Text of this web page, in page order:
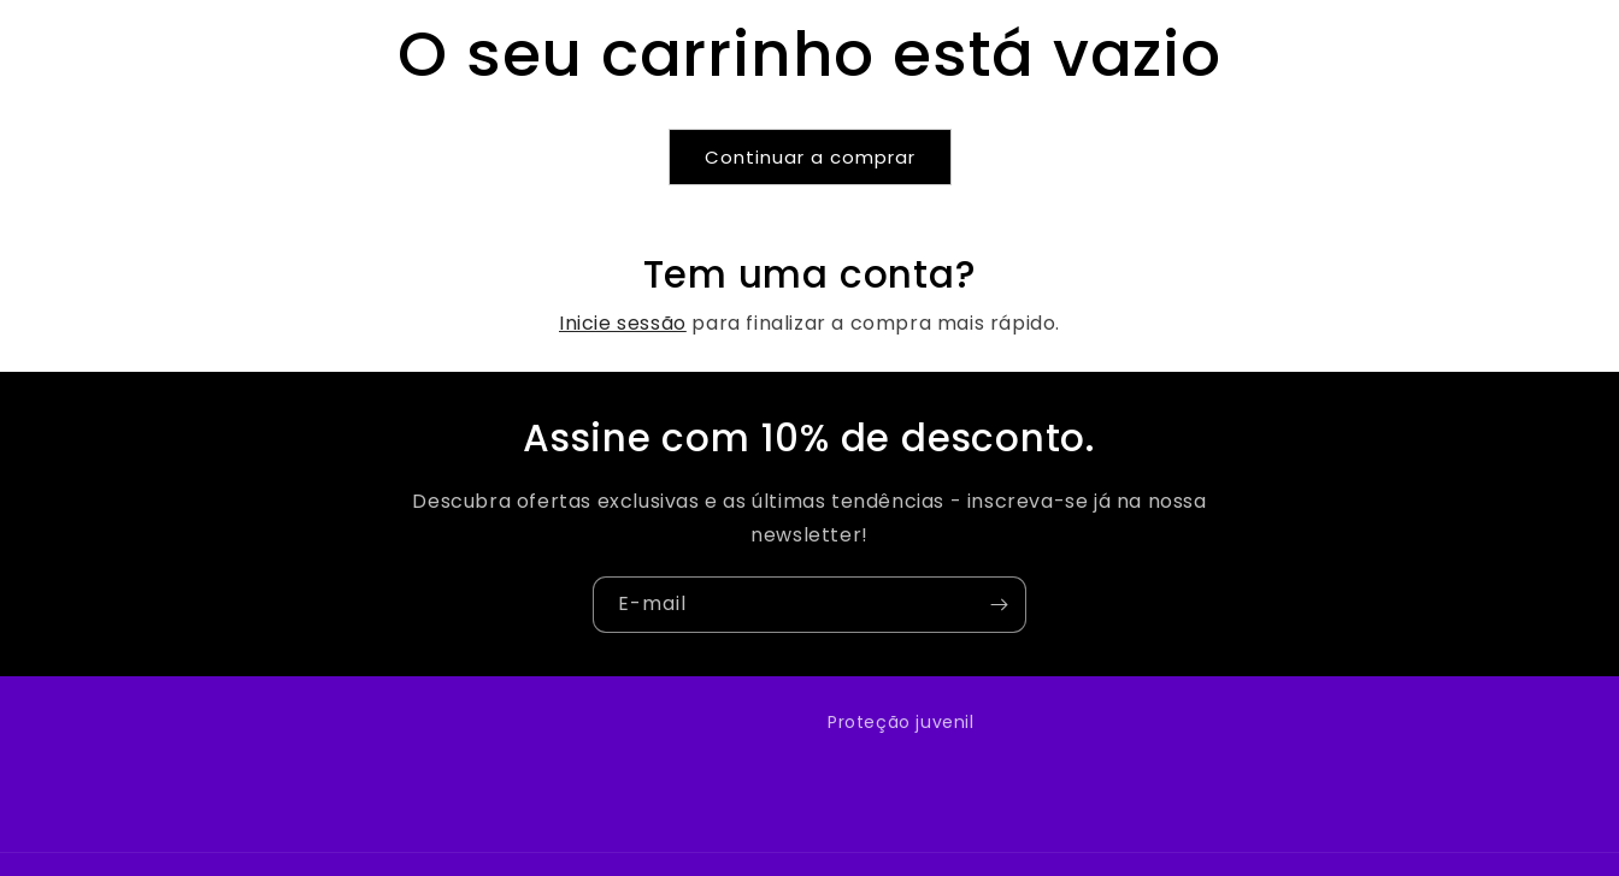
O seu carrinho está vazio
Continuar a comprar
Tem uma conta?
Inicie sessão para finalizar a compra mais rápido.
Assine com 10% de desconto.
Descubra ofertas exclusivas e as últimas tendências - inscreva-se já na nossa
newsletter!
E-mail
Proteção juvenil